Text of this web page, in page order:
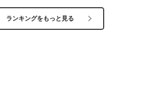
ランキングをもっと見る